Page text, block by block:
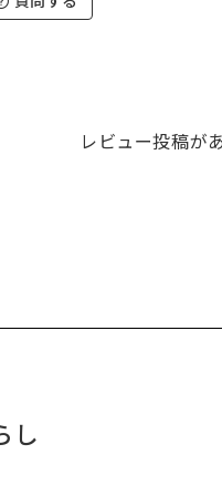
レビュー投稿が
し